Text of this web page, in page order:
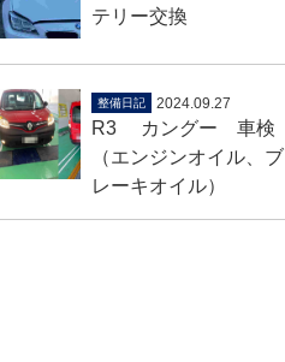
テリー交換
整備日記 2024.09.27
R3 カングー 車検
（エンジンオイル、ブ
レーキオイル）